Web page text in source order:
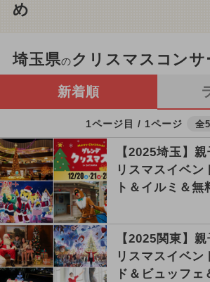
め
埼玉県のクリスマスコンサ
新着順
1ページ目 / 1ページ 全
【2025埼玉】
リスマスイベン
ト＆イルミ＆無
【2025関東】
リスマスイベン
ド＆ビュッフェ